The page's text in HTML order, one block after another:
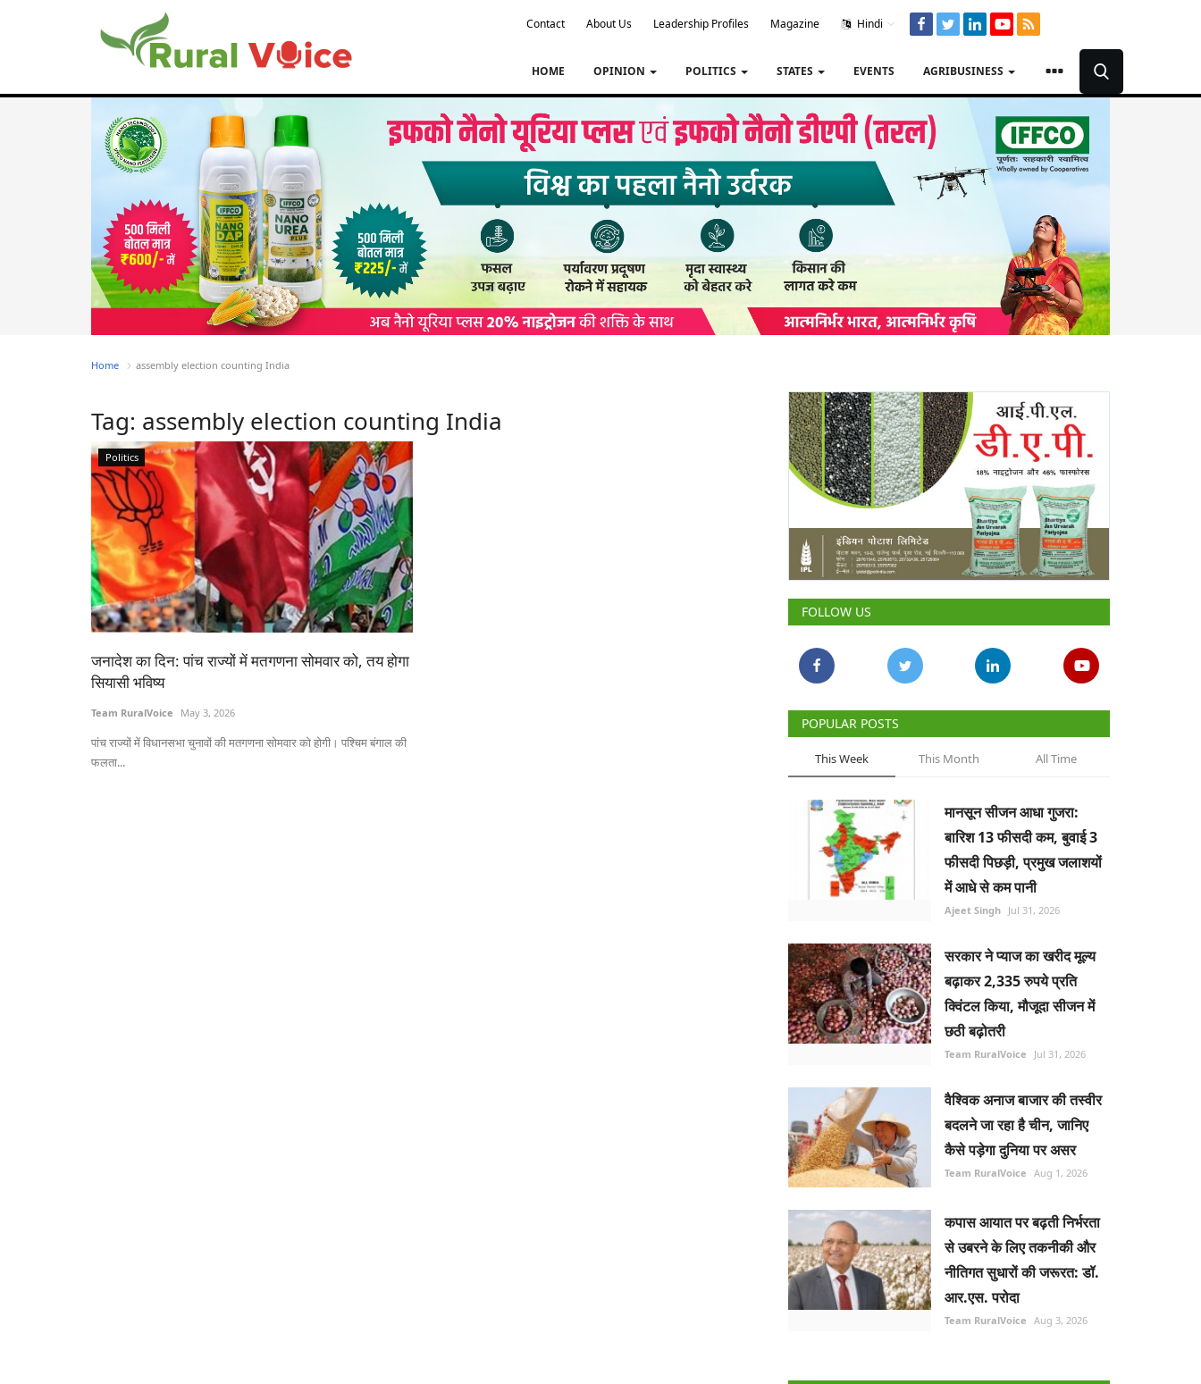
Contact About Us Leadership Profiles Magazine Hindi
HOME OPINION POLITICS STATES EVENTS AGRIBUSINESS
Home assembly election counting India
Tag: assembly election counting India
Politics
जनादेश का दिन: पांच राज्यों में मतगणना सोमवार को, तय होगा
सियासी भविष्य
Team RuralVoice May 3, 2026
पांच राज्यों में विधानसभा चुनावों की मतगणना सोमवार को होगी। पश्चिम बंगाल की
फलता...
FOLLOW US
POPULAR POSTS
This Week This Month All Time
मानसून सीजन आधा गुजरा:
बारिश 13 फीसदी कम, बुवाई 3
फीसदी पिछड़ी, प्रमुख जलाशयों
में आधे से कम पानी
Ajeet Singh Jul 31, 2026
सरकार ने प्याज का खरीद मूल्य
बढ़ाकर 2,335 रुपये प्रति
क्विंटल किया, मौजूदा सीजन में
छठी बढ़ोतरी
Team RuralVoice Jul 31, 2026
वैश्विक अनाज बाजार की तस्वीर
बदलने जा रहा है चीन, जानिए
कैसे पड़ेगा दुनिया पर असर
Team RuralVoice Aug 1, 2026
कपास आयात पर बढ़ती निर्भरता
से उबरने के लिए तकनीकी और
नीतिगत सुधारों की जरूरत: डॉ.
आर.एस. परोदा
Team RuralVoice Aug 3, 2026